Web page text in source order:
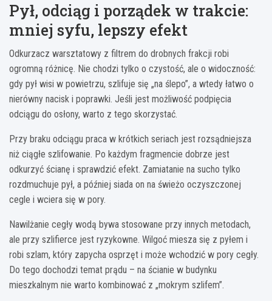
Pył, odciąg i porządek w trakcie:
mniej syfu, lepszy efekt
Odkurzacz warsztatowy z filtrem do drobnych frakcji robi
ogromną różnicę. Nie chodzi tylko o czystość, ale o widoczność:
gdy pył wisi w powietrzu, szlifuje się „na ślepo”, a wtedy łatwo o
nierówny nacisk i poprawki. Jeśli jest możliwość podpięcia
odciągu do osłony, warto z tego skorzystać.
Przy braku odciągu praca w krótkich seriach jest rozsądniejsza
niż ciągłe szlifowanie. Po każdym fragmencie dobrze jest
odkurzyć ścianę i sprawdzić efekt. Zamiatanie na sucho tylko
rozdmuchuje pył, a później siada on na świeżo oczyszczonej
cegle i wciera się w pory.
Nawilżanie cegły wodą bywa stosowane przy innych metodach,
ale przy szlifierce jest ryzykowne. Wilgoć miesza się z pyłem i
robi szlam, który zapycha osprzęt i może wchodzić w pory cegły.
Do tego dochodzi temat prądu – na ścianie w budynku
mieszkalnym nie warto kombinować z „mokrym szlifem”.